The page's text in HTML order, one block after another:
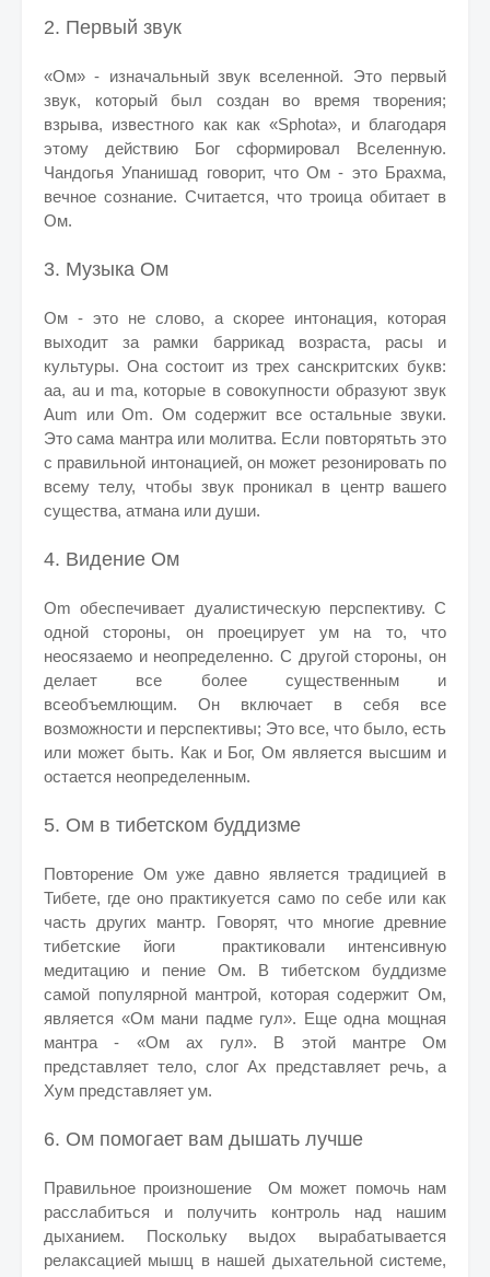
2. Первый звук
«Ом» - изначальный звук вселенной. Это первый
звук, который был создан во время творения;
взрыва, известного как как «Sphota», и благодаря
этому действию Бог сформировал Вселенную.
Чандогья Упанишад говорит, что Ом - это Брахма,
вечное сознание. Считается, что троица обитает в
Ом.
3. Музыка Ом
Ом - это не слово, а скорее интонация, которая
выходит за рамки баррикад возраста, расы и
культуры. Она состоит из трех санскритских букв:
aa, au и ma, которые в совокупности образуют звук
Aum или Om. Ом содержит все остальные звуки.
Это сама мантра или молитва. Если повторятьть это
с правильной интонацией, он может резонировать по
всему телу, чтобы звук проникал в центр вашего
существа, атмана или души.
4. Видение Ом
Om обеспечивает дуалистическую перспективу. С
одной стороны, он проецирует ум на то, что
неосязаемо и неопределенно. С другой стороны, он
делает все более существенным и
всеобъемлющим. Он включает в себя все
возможности и перспективы; Это все, что было, есть
или может быть. Как и Бог, Ом является высшим и
остается неопределенным.
5. Ом в тибетском буддизме
Повторение Ом уже давно является традицией в
Тибете, где оно практикуется само по себе или как
часть других мантр. Говорят, что многие древние
тибетские йоги практиковали интенсивную
медитацию и пение Ом. В тибетском буддизме
самой популярной мантрой, которая содержит Ом,
является «Ом мани падме гул». Еще одна мощная
мантра - «Ом ах гул». В этой мантре Ом
представляет тело, слог Ах представляет речь, а
Хум представляет ум.
6. Ом помогает вам дышать лучше
Правильное произношение Ом может помочь нам
расслабиться и получить контроль над нашим
дыханием. Поскольку выдох вырабатывается
релаксацией мышц в нашей дыхательной системе,